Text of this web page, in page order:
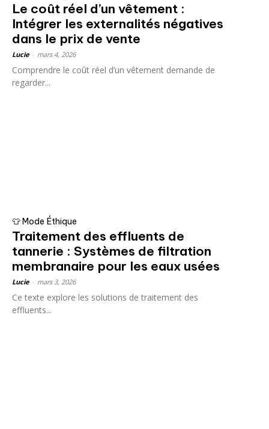
Le coût réel d’un vêtement :
Intégrer les externalités négatives
dans le prix de vente
Lucie mars 4, 2026
Comprendre le coût réel d’un vêtement demande de
regarder...
👕 Mode Éthique
Traitement des effluents de
tannerie : Systèmes de filtration
membranaire pour les eaux usées
Lucie mars 3, 2026
Ce texte explore les solutions de traitement des
effluents...